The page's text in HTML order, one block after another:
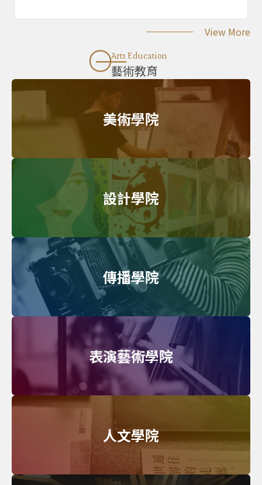
View More
Arts Education
藝術教育
美術學院
設計學院
傳播學院
表演藝術學院
人文學院